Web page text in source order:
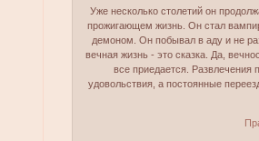
Уже несколько столетий он
прожигающем жизнь. Он стал
демоном. Он побывал в аду и не
вечная жизнь - это сказка. Да,
все приедается. Развлечения
удовольствия, а постоянные